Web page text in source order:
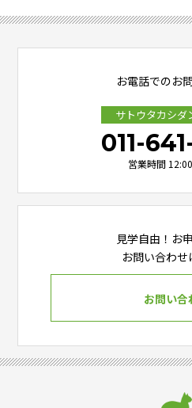
お電話でのお
サトウタカシダ
011-
営業時間
見学自由！お
お問い合わせ
お問い合